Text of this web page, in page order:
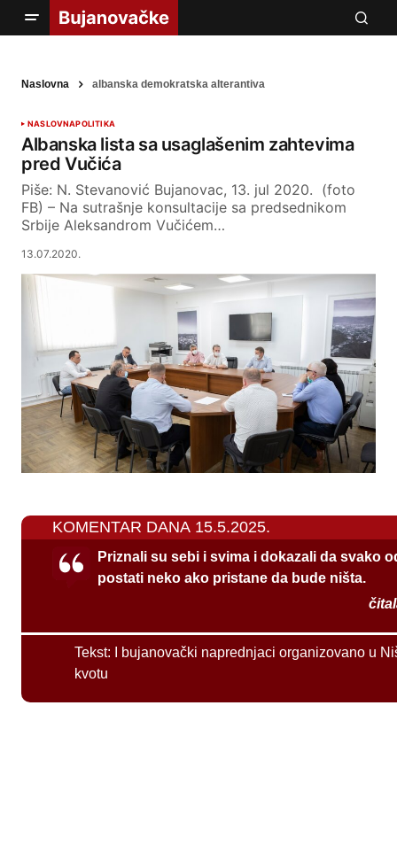
Naslovna albanska demokratska alterantiva
NASLOVNAPOLITIKA
Albanska lista sa usaglašenim zahtevima
pred Vučića
Piše: N. Stevanović Bujanovac, 13. jul 2020. (foto
FB) – Na sutrašnje konsultacije sa predsednikom
Srbije Aleksandrom Vučićem…
13.07.2020.
KOMENTAR DANA 15.5.2025.
Priznali su sebi i svima i dokazali da svako
postati neko ako pristane da bude ništa.
Tekst:
I bujanovački naprednjaci organizovano u
kvotu